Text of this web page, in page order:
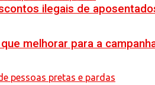
melhorar para a
ilegais de